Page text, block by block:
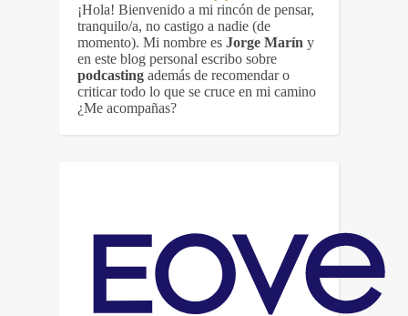
¡Hola! Bienvenido a mi rincón de pensar,
tranquilo/a, no castigo a nadie (de
momento). Mi nombre es Jorge Marín y
en este blog personal escribo sobre
podcasting además de recomendar o
criticar todo lo que se cruce en mi camino
¿Me acompañas?